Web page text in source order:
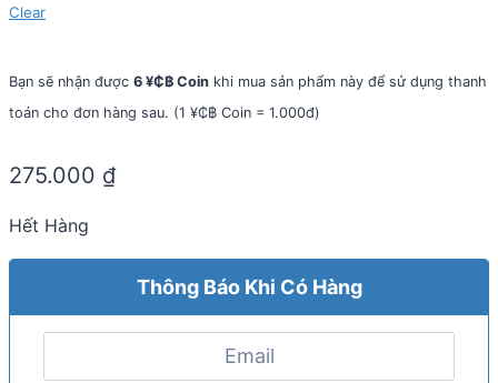
Clear
Bạn sẽ nhận được 6 ¥₵฿ Coin khi mua sản phẩm này để sử dụng thanh
toán cho đơn hàng sau. (1 ¥₵฿ Coin = 1.000đ)
275.000 ₫
Hết Hàng
Thông Báo Khi Có Hàng